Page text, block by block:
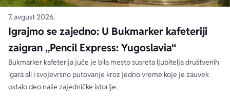
7. avgust 2026.
Igrajmo se zajedno: U Bukmarker kafeteriji
zaigran „Pencil Express: Yugoslavia“
Bukmarker kafeterija juče je bila mesto susreta ljubitelja društvenih
igara ali i svojevrsno putovanje kroz jedno vreme koje je zauvek
ostalo deo naše zajedničke istorije.